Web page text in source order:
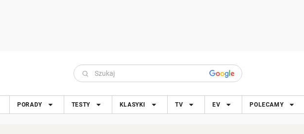
PORADY TESTY KLASYKI TV EV POLECAMY